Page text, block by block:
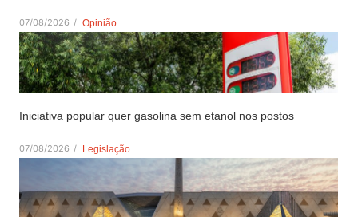
07/08/2026 / Opinião
Iniciativa popular quer gasolina sem etanol nos postos
07/08/2026 / Legislação